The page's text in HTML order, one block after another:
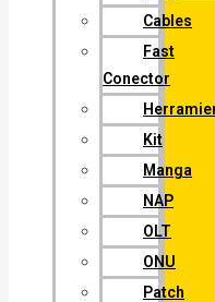
Cables
Fast
Conector
Kit
Manga
NAP
OLT
ONU
Patch